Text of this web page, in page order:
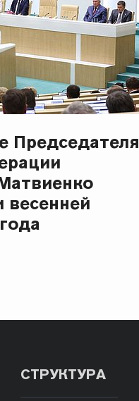
Председателя
весенней
СТРУКТУРА